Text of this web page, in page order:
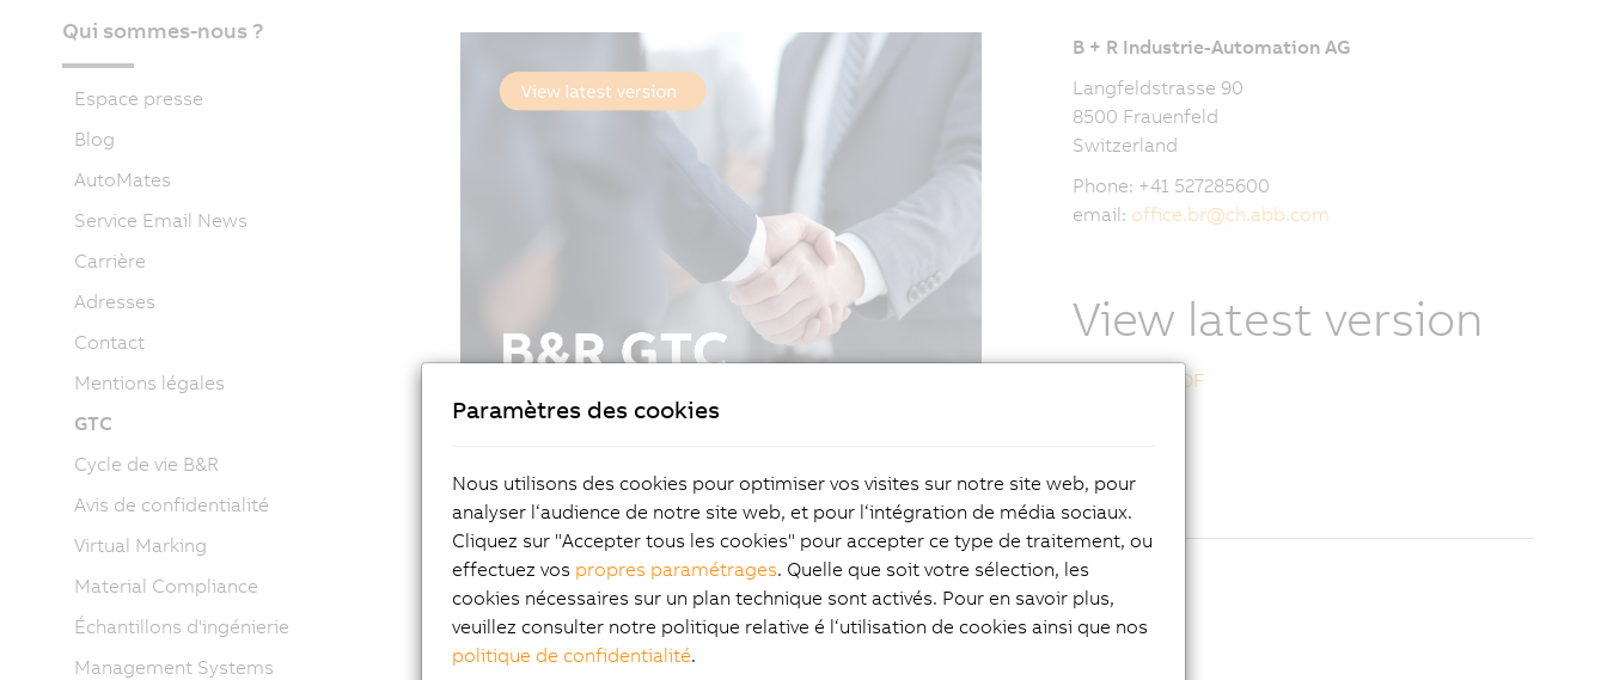
B + R Industrie-Automation AG
Langfeldstrasse 90
8500 Frauenfeld
Switzerland
Phone: +41 527285600
email: office.br@ch.abb.com
View latest version
Download PDF
Qui sommes-nous ?
Espace presse
Blog
AutoMates
Service Email News
Carrière
Adresses
Contact
Mentions légales
GTC
Cycle de vie B&R
Avis de confidentialité
Virtual Marking
Material Compliance
Échantillons d'ingénierie
Management Systems
Paramètres des cookies
Nous utilisons des cookies pour optimiser vos visites sur notre site web, pour
analyser l‘audience de notre site web, et pour l‘intégration de média sociaux.
Cliquez sur "Accepter tous les cookies" pour accepter ce type de traitement, ou
effectuez vos propres paramétrages. Quelle que soit votre sélection, les
cookies nécessaires sur un plan technique sont activés. Pour en savoir plus,
veuillez consulter notre politique relative é l‘utilisation de cookies ainsi que nos
politique de confidentialité.